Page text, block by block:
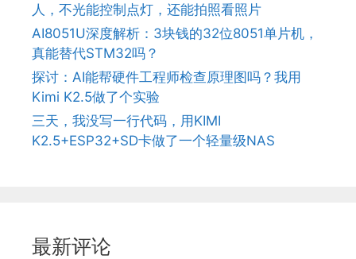
人，不光能控制点灯，还能拍照看照片
AI8051U深度解析：3块钱的32位8051单片机，
真能替代STM32吗？
探讨：AI能帮硬件工程师检查原理图吗？我用
Kimi K2.5做了个实验
三天，我没写一行代码，用KIMI
K2.5+ESP32+SD卡做了一个轻量级NAS
最新评论